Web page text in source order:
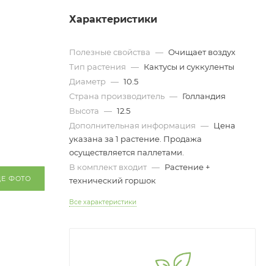
ФОТО
Характеристики
Полезные свойства — Очищает воздух
Тип растения — Кактусы и суккуленты
Диаметр — 10.5
Страна производитель — Голландия
Высота — 12.5
Дополнительная информация — Цена
указана за 1 растение. Продажа
осуществляется паллетами.
В комплект входит — Растение +
технический горшок
Все характеристики